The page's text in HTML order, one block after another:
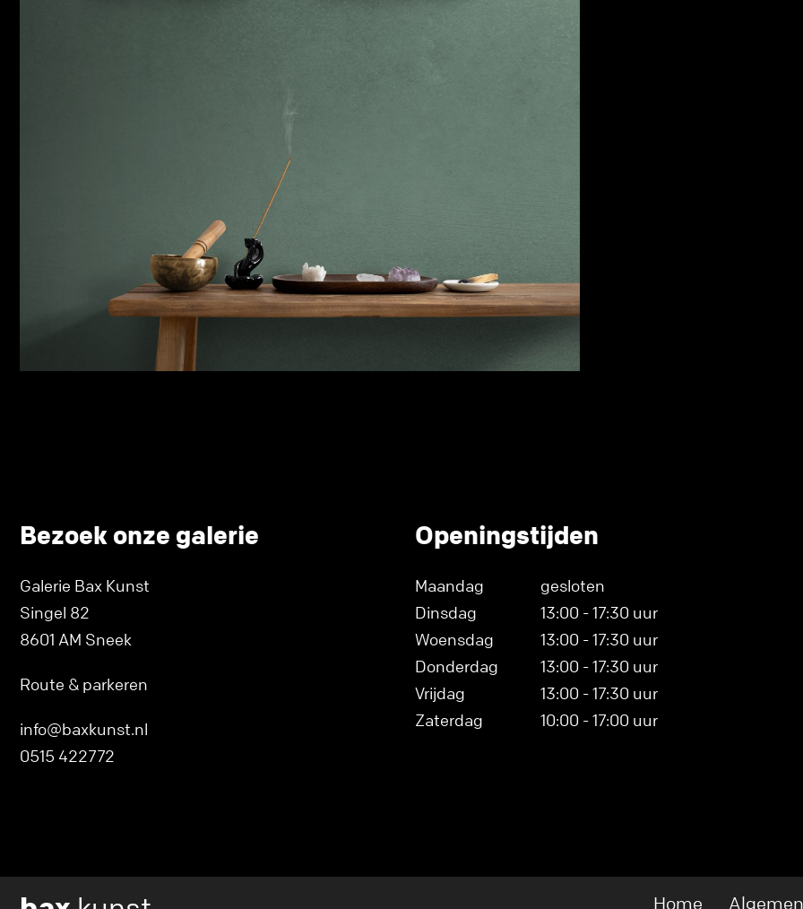
Bezoek onze galerie
Galerie Bax Kunst
Singel 82
8601 AM Sneek
Route & parkeren
info@baxkunst.nl
0515 422772
Openingstijden
Maandag
gesloten
Dinsdag
13:00 - 17:30 uur
Woensdag
13:00 - 17:30 uur
Donderdag
13:00 - 17:30 uur
Vrijdag
13:00 - 17:30 uur
Zaterdag
10:00 - 17:00 uur
Home